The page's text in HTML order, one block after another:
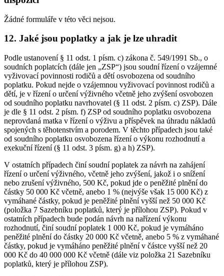
Žádné formuláře v této věci nejsou.
12. Jaké jsou poplatky a jak je lze uhradit
Podle ustanovení § 11 odst. 1 písm. c) zákona č. 549/1991 Sb., o
soudních poplatcích (dále jen „ZSP“) jsou soudní řízení o vzájemné
vyživovací povinnosti rodičů a dětí osvobozena od soudního
poplatku. Pokud nejde o vzájemnou vyživovací povinnost rodičů a
dětí, je v řízení o určení výživného včetně jeho zvýšení osvobozen
od soudního poplatku navrhovatel (§ 11 odst. 2 písm. c) ZSP). Dále
je dle § 11 odst. 2 písm. f) ZSP od soudního poplatku osvobozena
neprovdaná matka v řízení o výživu a příspěvek na úhradu nákladů
spojených s těhotenstvím a porodem. V těchto případech jsou také
od soudního poplatku osvobozena řízení o výkonu rozhodnutí a
exekuční řízení (§ 11 odst. 3 písm. g) a h) ZSP).
V ostatních případech činí soudní poplatek za návrh na zahájení
řízení o určení výživného, včetně jeho zvýšení, jakož i o snížení
nebo zrušení výživného, 500 Kč, pokud jde o peněžité plnění do
částky 50 000 Kč včetně, anebo 1 % (nejvýše však 15 000 Kč) z
vymáhané částky, pokud je peněžité plnění vyšší než 50 000 Kč
(položka 7 Sazebníku poplatků, který je přílohou ZSP). Pokud v
ostatních případech bude podán návrh na nařízení výkonu
rozhodnutí, činí soudní poplatek 1 000 Kč, pokud je vymáháno
peněžité plnění do částky 20 000 Kč včetně, anebo 5 % z vymáhané
částky, pokud je vymáháno peněžité plnění v částce vyšší než 20
000 Kč do 40 000 000 Kč včetně (dále viz položka 21 Sazebníku
poplatků, který je přílohou ZSP).